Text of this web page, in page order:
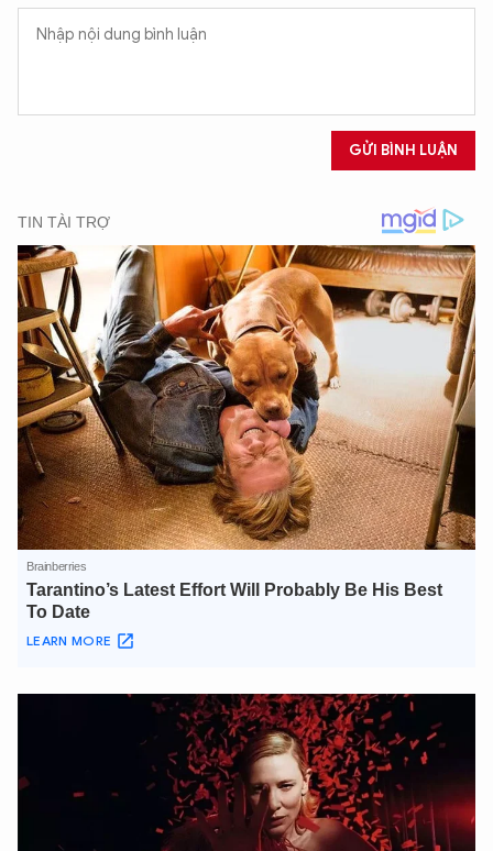
GỬI BÌNH LUẬN